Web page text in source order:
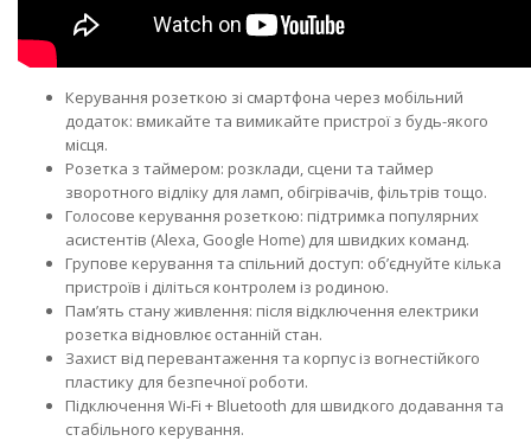
Керування розеткою зі смартфона через мобільний
додаток: вмикайте та вимикайте пристрої з будь-якого
місця.
Розетка з таймером: розклади, сцени та таймер
зворотного відліку для ламп, обігрівачів, фільтрів тощо.
Голосове керування розеткою: підтримка популярних
асистентів (Alexa, Google Home) для швидких команд.
Групове керування та спільний доступ: об’єднуйте кілька
пристроїв і діліться контролем із родиною.
Пам’ять стану живлення: після відключення електрики
розетка відновлює останній стан.
Захист від перевантаження та корпус із вогнестійкого
пластику для безпечної роботи.
Підключення Wi‑Fi + Bluetooth для швидкого додавання та
стабільного керування.